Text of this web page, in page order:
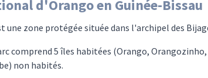
d'Orango en Guinée-Bissau
une zone protégée située dans l'archipel des
comprend 5 îles habitées (Orango,
non habités.